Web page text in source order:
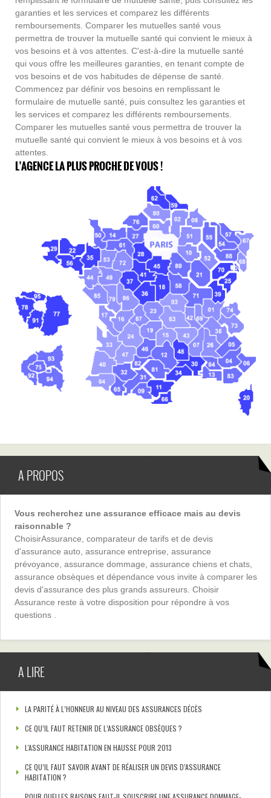
garanties et les services et comparez les différents
remboursements. Comparer les mutuelles santé vous
permettra de trouver la mutuelle santé qui convient le mieux à
vos besoins et à vos attentes. C'est-à-dire la mutuelle santé
qui vous offre les meilleures garanties, en tenant compte de
vos besoins et de vos habitudes de dépense de santé.
Commencez par définir vos besoins en remplissant le
formulaire de mutuelle santé, puis consultez les garanties et
les services et comparez les différents remboursements.
Comparer les mutuelles santé vous permettra de trouver la
mutuelle santé qui convient le mieux à vos besoins et à vos
attentes.
L'AGENCE LA PLUS PROCHE DE VOUS !
A PROPOS
Vous recherchez une assurance efficace mais au devis
raisonnable ?
ChoisirAssurance, comparateur de tarifs et de devis
d'assurance auto, assurance entreprise, assurance
prévoyance, assurance dommage, assurance chiens et chats,
assurance obsèques et dépendance vous invite à comparer les
devis d'assurance des plus grands assureurs. Choisir
Assurance reste à votre disposition pour répondre à vos
questions .
A LIRE
LA PARITÉ À L’HONNEUR AU NIVEAU DES ASSURANCES DÉCÈS
CE QU’IL FAUT RETENIR DE L’ASSURANCE OBSÈQUES ?
L'ASSURANCE HABITATION EN HAUSSE POUR 2013
CE QU’IL FAUT SAVOIR AVANT DE RÉALISER UN DEVIS D’ASSURANCE
HABITATION ?